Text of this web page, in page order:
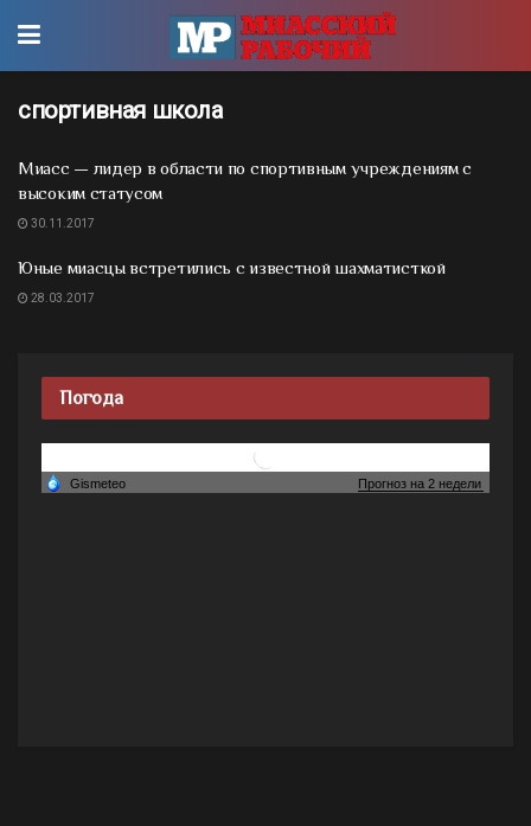
спортивная школа
Миасс — лидер в области по спортивным учреждениям с
высоким статусом
30.11.2017
Юные миасцы встретились с известной шахматисткой
28.03.2017
Погода